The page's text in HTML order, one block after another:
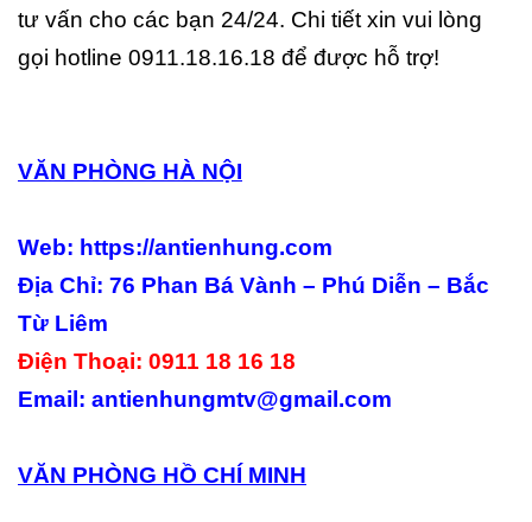
tư vấn cho các bạn 24/24. Chi tiết xin vui lòng
gọi hotline 0911.18.16.18 để được hỗ trợ!
VĂN PHÒNG HÀ NỘI
Web: https://antienhung.com
Địa Chỉ: 76 Phan Bá Vành – Phú Diễn – Bắc
Từ Liêm
Điện Thoại: 0911 18 16 18
Email: antienhungmtv@gmail.com
VĂN PHÒNG HỒ CHÍ MINH